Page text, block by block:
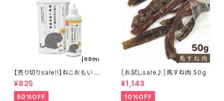
【売り切りsale!!】ねこおもい 猫
ご飯の吐き戻しに 酵素と食物繊
維 100ml
¥825
50%OFF
［お試しsale♪］馬すね肉 50g
¥1,143
10%OFF